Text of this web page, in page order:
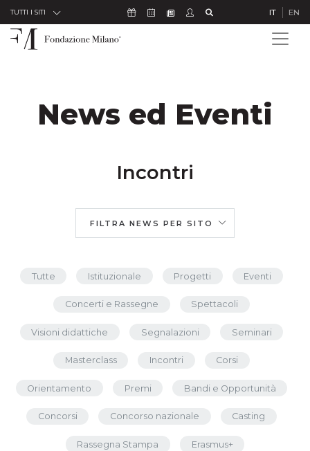
Skip to Content
TUTTI I SITI Icona Sostienici
Icona Calendario Eventi
Icona Newsletter
Icona Studenti IT EN
News ed Eventi
Incontri
FILTRA NEWS PER SITO
Tutte Istituzionale Progetti Eventi
Concerti e Rassegne Spettacoli
Visioni didattiche Segnalazioni Seminari
Masterclass Incontri Corsi
Orientamento Premi Bandi e Opportunità
Concorsi Concorso nazionale Casting
Rassegna Stampa Erasmus+